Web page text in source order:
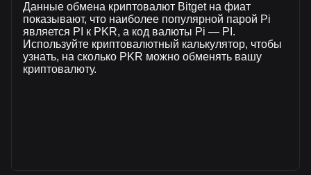
тот же период.
Дополнительная информация о Pi на
Bitget
Данные обмена криптовалют Bitget на фиат
показывают, что наиболее популярной парой Pi
является PI к PKR, а код валюты Pi — PI.
Используйте криптовалютный калькулятор, чтобы
узнать, на сколько PKR можно обменять вашу
криптовалюту.